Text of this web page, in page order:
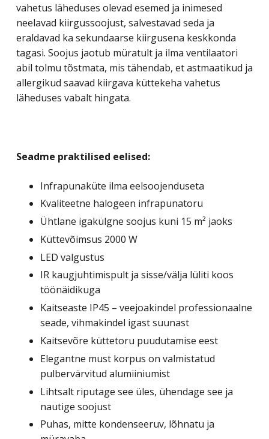
vahetus läheduses olevad esemed ja inimesed
neelavad kiirgussoojust, salvestavad seda ja
eraldavad ka sekundaarse kiirgusena keskkonda
tagasi. Soojus jaotub müratult ja ilma ventilaatori
abil tolmu tõstmata, mis tähendab, et astmaatikud ja
allergikud saavad kiirgava küttekeha vahetus
läheduses vabalt hingata.
Seadme praktilised eelised:
Infrapunaküte ilma eelsoojenduseta
Kvaliteetne halogeen infrapunatoru
Ühtlane igakülgne soojus kuni 15 m² jaoks
Küttevõimsus 2000 W
LED valgustus
IR kaugjuhtimispult ja sisse/välja lüliti koos
töönäidikuga
Kaitseaste IP45 – veejoakindel professionaalne
seade, vihmakindel igast suunast
Kaitsevõre küttetoru puudutamise eest
Elegantne must korpus on valmistatud
pulbervärvitud alumiiniumist
Lihtsalt riputage see üles, ühendage see ja
nautige soojust
Puhas, mitte kondenseeruv, lõhnatu ja